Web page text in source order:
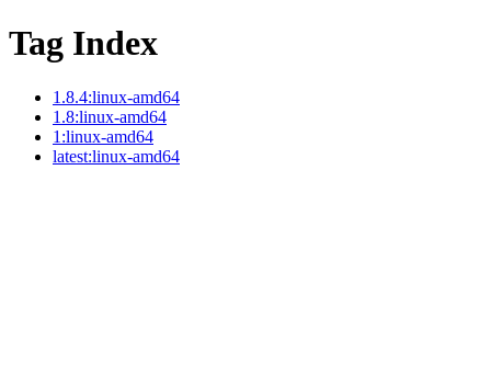
Tag Index
1.8.4:linux-amd64
1.8:linux-amd64
1:linux-amd64
latest:linux-amd64